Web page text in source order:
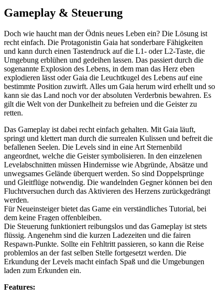
Gameplay & Steuerung
Doch wie haucht man der Ödnis neues Leben ein? Die Lösung ist
recht einfach. Die Protagonistin Gaia hat sonderbare Fähigkeiten
und kann durch einen Tastendruck auf die L1- oder L2-Taste, die
Umgebung erblühen und gedeihen lassen. Das passiert durch die
sogenannte Explosion des Lebens, in dem man das Herz eben
explodieren lässt oder Gaia die Leuchtkugel des Lebens auf eine
bestimmte Position zuwirft. Alles um Gaia herum wird erhellt und so
kann sie das Land noch vor der absoluten Verderbnis bewahren. Es
gilt die Welt von der Dunkelheit zu befreien und die Geister zu
retten.
Das Gameplay ist dabei recht einfach gehalten. Mit Gaia läuft,
springt und klettert man durch die surrealen Kulissen und befreit die
befallenen Seelen. Die Levels sind in eine Art Sternenbild
angeordnet, welche die Geister symbolisieren. In den einzelenen
Levelabschnitten müssen Hindernisse wie Abgründe, Absätze und
unwegsames Gelände überquert werden. So sind Doppelsprünge
und Gleitflüge notwendig. Die wandelnden Gegner können bei den
Fluchtversuchen durch das Aktivieren des Herzens zurückgedrängt
werden.
Für Neueinsteiger bietet das Game ein verständliches Tutorial, bei
dem keine Fragen offenbleiben.
Die Steuerung funktioniert reibungslos und das Gameplay ist stets
flüssig. Angenehm sind die kurzen Ladezeiten und die fairen
Respawn-Punkte. Sollte ein Fehltritt passieren, so kann die Reise
problemlos an der fast selben Stelle fortgesetzt werden. Die
Erkundung der Levels macht einfach Spaß und die Umgebungen
laden zum Erkunden ein.
Features: